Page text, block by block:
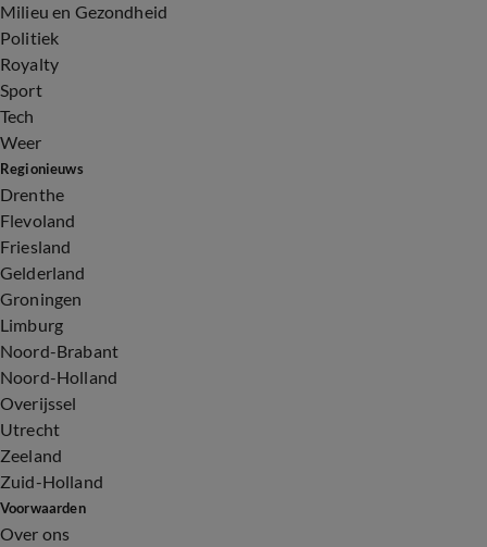
Milieu en Gezondheid
Politiek
Royalty
Sport
Tech
Weer
Regionieuws
Drenthe
Flevoland
Friesland
Gelderland
Groningen
Limburg
Noord-Brabant
Noord-Holland
Overijssel
Utrecht
Zeeland
Zuid-Holland
Voorwaarden
Over ons